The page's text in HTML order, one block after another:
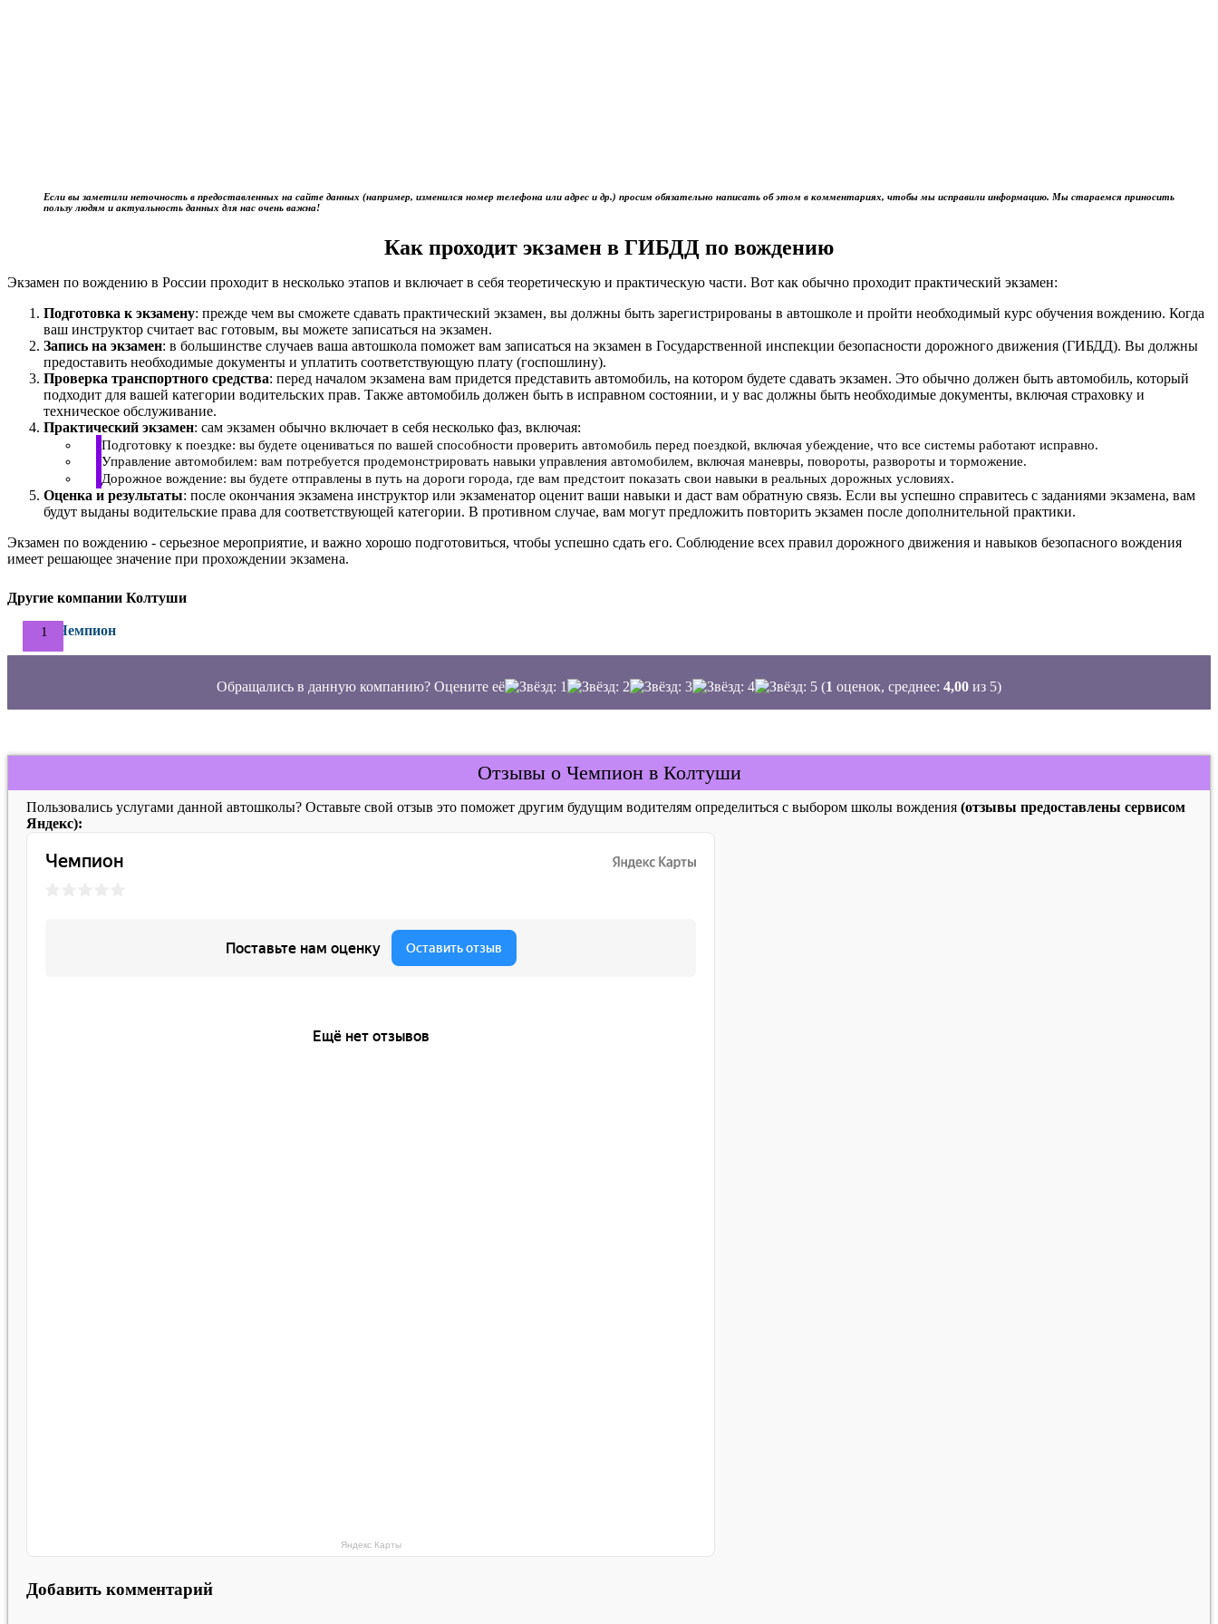
Если вы заметили неточность в предоставленных на сайте данных (например, изменился номер телефона или адрес и др.) просим обязательно написать об этом в комментариях, чтобы мы исправили информацию. Мы стараемся приносить
пользу людям и актуальность данных для нас очень важна!
Как проходит экзамен в ГИБДД по вождению
Экзамен по вождению в России проходит в несколько этапов и включает в себя теоретическую и практическую части. Вот как обычно проходит практический экзамен:
Подготовка к экзамену: прежде чем вы сможете сдавать практический экзамен, вы должны быть зарегистрированы в автошколе и пройти необходимый курс обучения вождению. Когда
ваш инструктор считает вас готовым, вы можете записаться на экзамен.
Запись на экзамен: в большинстве случаев ваша автошкола поможет вам записаться на экзамен в Государственной инспекции безопасности дорожного движения (ГИБДД). Вы должны
предоставить необходимые документы и уплатить соответствующую плату (госпошлину).
Проверка транспортного средства: перед началом экзамена вам придется представить автомобиль, на котором будете сдавать экзамен. Это обычно должен быть автомобиль, который
подходит для вашей категории водительских прав. Также автомобиль должен быть в исправном состоянии, и у вас должны быть необходимые документы, включая страховку и
техническое обслуживание.
Практический экзамен: сам экзамен обычно включает в себя несколько фаз, включая:
Подготовку к поездке: вы будете оцениваться по вашей способности проверить автомобиль перед поездкой, включая убеждение, что все системы работают исправно.
Управление автомобилем: вам потребуется продемонстрировать навыки управления автомобилем, включая маневры, повороты, развороты и торможение.
Дорожное вождение: вы будете отправлены в путь на дороги города, где вам предстоит показать свои навыки в реальных дорожных условиях.
Оценка и результаты: после окончания экзамена инструктор или экзаменатор оценит ваши навыки и даст вам обратную связь. Если вы успешно справитесь с заданиями экзамена, вам
будут выданы водительские права для соответствующей категории. В противном случае, вам могут предложить повторить экзамен после дополнительной практики.
Экзамен по вождению - серьезное мероприятие, и важно хорошо подготовиться, чтобы успешно сдать его. Соблюдение всех правил дорожного движения и навыков безопасного вождения
имеет решающее значение при прохождении экзамена.
Другие компании Колтуши
Чемпион
Обращались в данную компанию? Оцените её (1 оценок, среднее: 4,00 из 5)
Отзывы о Чемпион в Колтуши
Пользовались услугами данной автошколы? Оставьте свой отзыв это поможет другим будущим водителям определиться с выбором школы вождения (отзывы предоставлены сервисом
Яндекс):
Яндекс Карты
Добавить комментарий